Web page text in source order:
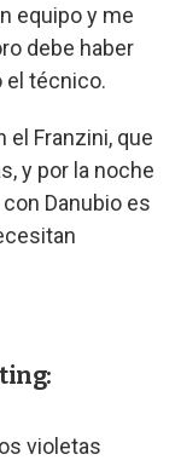
equipo y me
debe haber
el técnico.
el Franzini, que
y por la noche
Danubio es
violetas